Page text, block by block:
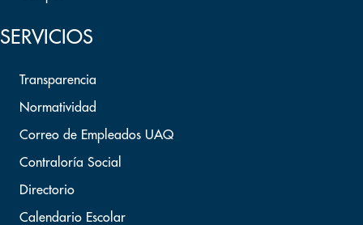
SERVICIOS
Transparencia
Normatividad
Correo de Empleados UAQ
Contraloría Social
Directorio
Calendario Escolar